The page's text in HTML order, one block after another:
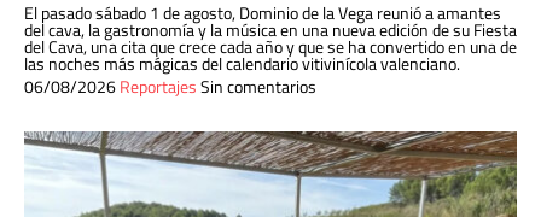
El pasado sábado 1 de agosto, Dominio de la Vega reunió a amantes
del cava, la gastronomía y la música en una nueva edición de su Fiesta
del Cava, una cita que crece cada año y que se ha convertido en una de
las noches más mágicas del calendario vitivinícola valenciano.
06/08/2026ReportajesSin comentarios